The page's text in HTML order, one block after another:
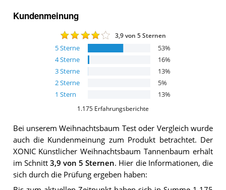
Kundenmeinung
3,9von 5 Sternen
5Sterne 53%
4Sterne 16%
3Sterne 13%
2Sterne 5%
1 Stern 13%
1.175 Erfahrungsberichte
Bei unseremWeihnachtsbaum Test oder Vergleich wurde
auch die Kundenmeinung zum Produkt betrachtet. Der
XONIC Künstlicher Weihnachtsbaum Tannenbaum erhält
im Schnitt 3,9 von 5 Sternen. Hier die Informationen, die
sich durch die Prüfung ergeben haben: